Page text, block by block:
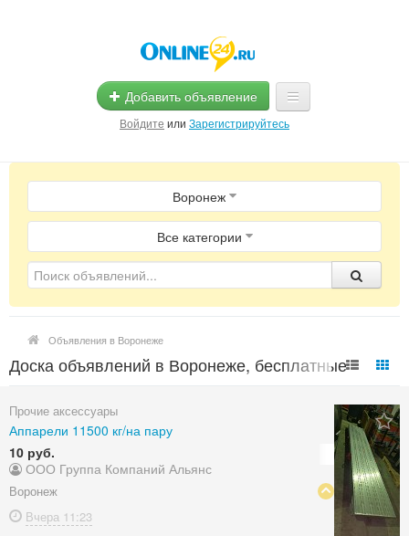
Добавить объявление
Войдите или Зарегистрируйтесь
Главная
Помощь
Услуги
Магазины
Воронеж
Все категории
Объявления в Воронеже
Доска объявлений в Воронеже, бесплатные
Прочие аксессуары
Аппарели 11500 кг/на пару
10 руб.
ООО Группа Компаний Альянс
Воронеж
Вчера 11:23